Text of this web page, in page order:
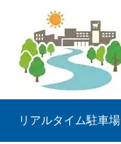
リアルタイム駐車場